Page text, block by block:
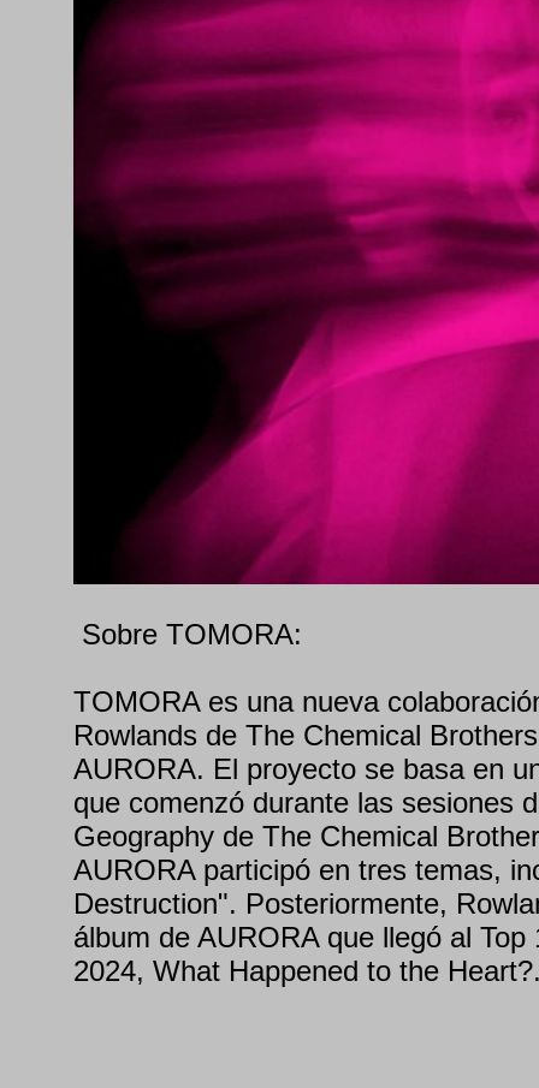
Sobre TOMORA:
TOMORA es una nueva
Rowlands de The Chemical
AURORA. El proyecto se basa en
que comenzó durante las sesiones
Geography de The Chemical
AURORA participó en tres temas,
Destruction". Posteriormente,
álbum de AURORA que llegó al
2024, What Happened to the